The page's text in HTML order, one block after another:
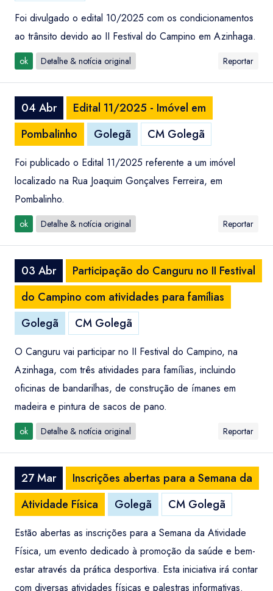
Foi divulgado o edital 10/2025 com os condicionamentos
ao trânsito devido ao II Festival do Campino em Azinhaga.
ok Detalhe & notícia original Reportar
04 Abr
Edital 11/2025 - Imóvel em
Pombalinho
Golegã CM Golegã
Foi publicado o Edital 11/2025 referente a um imóvel
localizado na Rua Joaquim Gonçalves Ferreira, em
Pombalinho.
ok Detalhe & notícia original Reportar
03 Abr
Participação do Canguru no II Festival
do Campino com atividades para famílias
Golegã
CM Golegã
O Canguru vai participar no II Festival do Campino, na
Azinhaga, com três atividades para famílias, incluindo
oficinas de bandarilhas, de construção de ímanes em
madeira e pintura de sacos de pano.
ok Detalhe & notícia original Reportar
27 Mar
Inscrições abertas para a Semana da
Atividade Física
Golegã CM Golegã
Estão abertas as inscrições para a Semana da Atividade
Física, um evento dedicado à promoção da saúde e bem-
estar através da prática desportiva. Esta iniciativa irá contar
com diversas atividades físicas e palestras informativas.